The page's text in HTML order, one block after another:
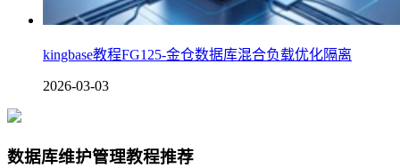
kingbase教程FG125-金仓数据库混合负载优化隔离
2026-03-03
数据库维护管理教程推荐